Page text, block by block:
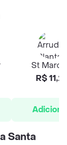
St
R$ 11,21
Santa